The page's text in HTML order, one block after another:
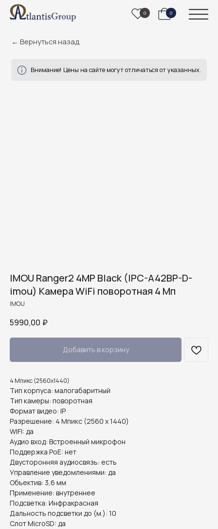
0
0
IMOU Ranger2 4MP Black (IPC-A42BP-D-
imou) Камера WiFi поворотная 4 Мп
IMOU
5990,00 ₽
Добавить в корзину
4 Мпикс (2560х1440)
Тип корпуса: малогабаритный
Тип камеры: поворотная
Формат видео: IP
Разрешение: 4 Мпикс (2560 x 1440)
WIFI: да
Аудио вход: Встроенный микрофон
Поддержка PoE: нет
Двусторонняя аудиосвязь: есть
Управление уведомлениями: да
Объектив: 3,6 мм
Применение: внутреннее
Подсветка: Инфракрасная
Дальность подсветки до (м.): 10
Слот MicroSD: да
Информация на сайте не является публичной офертой.